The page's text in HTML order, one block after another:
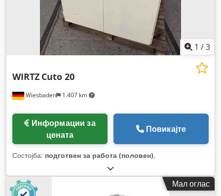
1 /3
Wiesbaden 1.407 km
WIRTZ Cuto 20
цената
Повикајте
Состојба: подготвен за работа (половен),
Мал оглас